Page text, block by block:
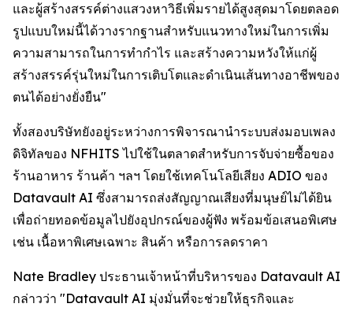
และผู้สร้างสรรค์ต่างแสวงหาวิธีเพิ่มรายได้สูงสุดมาโดยตลอด
รูปแบบใหม่นี้ได้วางรากฐานสำหรับแนวทางใหม่ในการเพิ่ม
ความสามารถในการทำกำไร และสร้างความหวังให้แก่ผู้
สร้างสรรค์รุ่นใหม่ในการเติบโตและดำเนินเส้นทางอาชีพของ
ตนได้อย่างยั่งยืน"
ทั้งสองบริษัทยังอยู่ระหว่างการพิจารณานำระบบส่งมอบเพลง
ดิจิทัลของ NFHITS ไปใช้ในตลาดสำหรับการจับจ่ายซื้อของ
ร้านอาหาร ร้านค้า ฯลฯ โดยใช้เทคโนโลยีเสียง ADIO ของ
Datavault AI ซึ่งสามารถส่งสัญญาณเสียงที่มนุษย์ไม่ได้ยิน
เพื่อถ่ายทอดข้อมูลไปยังอุปกรณ์ของผู้ฟัง พร้อมข้อเสนอพิเศษ
เช่น เนื้อหาพิเศษเฉพาะ สินค้า หรือการลดราคา
Nate Bradley ประธานเจ้าหน้าที่บริหารของ Datavault AI
กล่าวว่า "Datavault AI มุ่งมั่นที่จะช่วยให้ธุรกิจและ